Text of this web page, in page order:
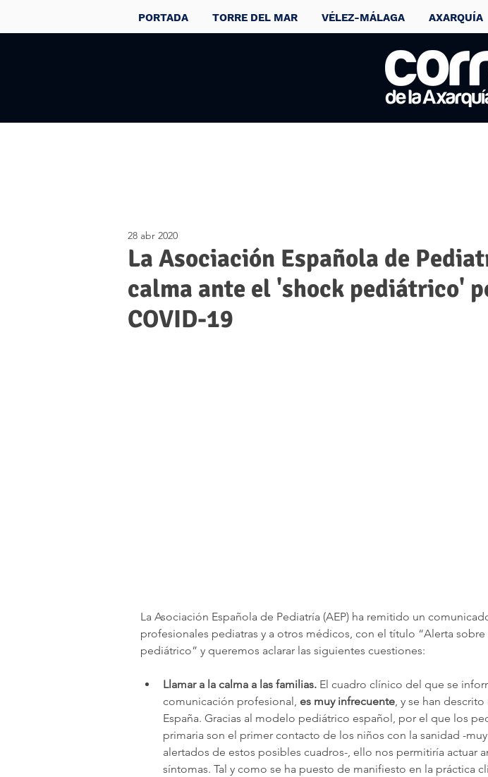
PORTADA TORRE DEL MAR VÉLEZ-MÁLAGA AXARQUÍA
La Asociación Española de
calma ante el 'shock pediátrico'
COVID-19
28 abr 2020
La Asociación Española de Pediatría (AEP) ha remitido un
profesionales pediatras y a otros médicos, con el título “Alerta sobre
pediátrico” y queremos aclarar las siguientes cuestiones:
Llamar a la calma a las familias. El cuadro clínico del que se
comunicación profesional, es muy infrecuente, y se han
España. Gracias al modelo pediátrico español, por el que los
primaria son el primer contacto de los niños con la sanidad -
alertados de estos posibles cuadros-, ello nos permitiría actuar
síntomas. Tal y como se ha puesto de manifiesto en la práctica